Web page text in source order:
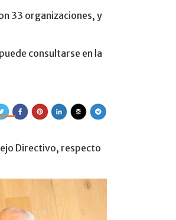
33 organizaciones, y
consultarse en la
de
Directivo, respecto